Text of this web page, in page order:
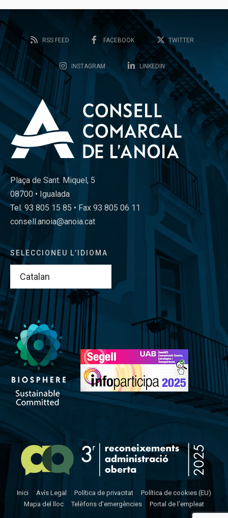
RSS FEED FACEBOOK TWITTER
INSTAGRAM LINKEDIN
Plaça de Sant. Miquel, 5
08700 • Igualada
Tel. 93 805 15 85 • Fax 93 805 06 11
consell.anoia@anoia.cat
SELECCIONEU L’IDIOMA
Inici Avís Legal Política de privacitat
Política de cookies (EU)
Mapa del lloc
Telèfons d’emergències Portal de l’empleat